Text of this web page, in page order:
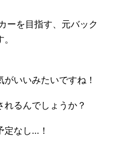
ーを目指す、元バック
いいみたいですね！
るんでしょうか？
定なし…！